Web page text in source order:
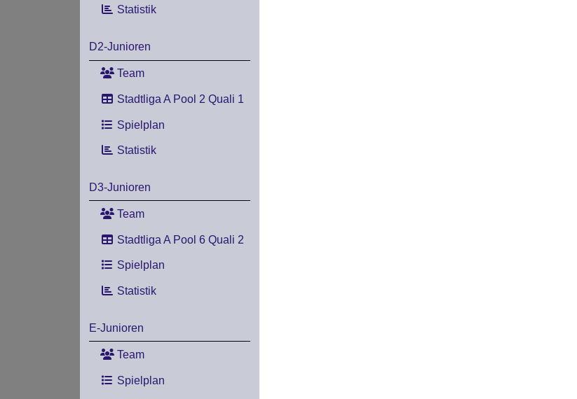
Statistik
D2-Junioren
Team
Stadtliga A Pool 2 Quali 1
Spielplan
Statistik
D3-Junioren
Team
Stadtliga A Pool 6 Quali 2
Spielplan
Statistik
E-Junioren
Team
Spielplan